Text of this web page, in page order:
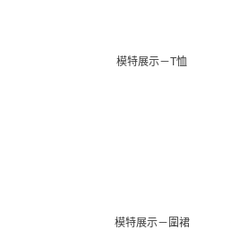
模特展示－T恤
模特展示－圍裙